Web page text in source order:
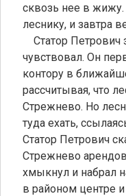
сквозь нее в
леснику, и завтра
Статор Петрович
чувствовал. Он
контору в
рассчитывая, что
Стрежнево. Но
туда ехать,
Статор Петрович
Стрежнево
хмыкнул и набрал
в районом центре